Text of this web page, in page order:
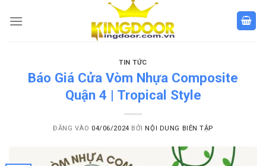
qua
TIN TỨC
Báo Giá Cửa Vòm Nhựa Composite
Quận 4 | Tropical Style
ĐĂNG VÀO 04/06/2024 BỞI NỘI DUNG BIÊN TẬP